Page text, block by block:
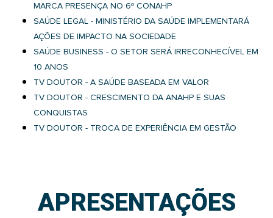
MARCA PRESENÇA NO 6º CONAHP
SAÚDE LEGAL - MINISTÉRIO DA SAÚDE IMPLEMENTARÁ
AÇÕES DE IMPACTO NA SOCIEDADE
SAÚDE BUSINESS - O SETOR SERÁ IRRECONHECÍVEL EM
10 ANOS
TV DOUTOR - A SAÚDE BASEADA EM VALOR
TV DOUTOR - CRESCIMENTO DA ANAHP E SUAS
CONQUISTAS
TV DOUTOR - TROCA DE EXPERIÊNCIA EM GESTÃO
APRESENTAÇÕES